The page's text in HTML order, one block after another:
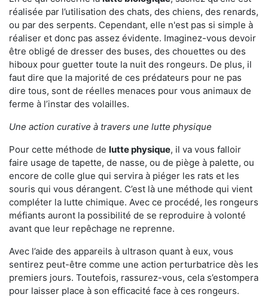
réalisée par l’utilisation des chats, des chiens, des renards,
ou par des serpents. Cependant, elle n'est pas si simple à
réaliser et donc pas assez évidente. Imaginez-vous devoir
être obligé de dresser des buses, des chouettes ou des
hiboux pour guetter toute la nuit des rongeurs. De plus, il
faut dire que la majorité de ces prédateurs pour ne pas
dire tous, sont de réelles menaces pour vous animaux de
ferme à l’instar des volailles.
Une action curative à travers une lutte physique
Pour cette méthode de lutte physique, il va vous falloir
faire usage de tapette, de nasse, ou de piège à palette, ou
encore de colle glue qui servira à piéger les rats et les
souris qui vous dérangent. C’est là une méthode qui vient
compléter la lutte chimique. Avec ce procédé, les rongeurs
méfiants auront la possibilité de se reproduire à volonté
avant que leur repêchage ne reprenne.
Avec l’aide des appareils à ultrason quant à eux, vous
sentirez peut-être comme une action perturbatrice dès les
premiers jours. Toutefois, rassurez-vous, cela s’estompera
pour laisser place à son efficacité face à ces rongeurs.